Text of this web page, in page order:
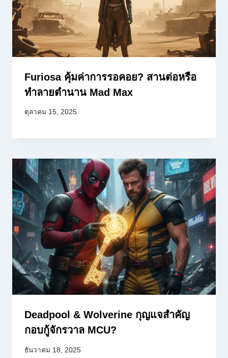
Furiosa คุ้มค่าการรอคอย? สานต่อหรือ
ทำลายตำนาน Mad Max
ตุลาคม 15, 2025
Deadpool & Wolverine กุญแจสำคัญ
กอบกู้จักรวาล MCU?
ธันวาคม 18, 2025